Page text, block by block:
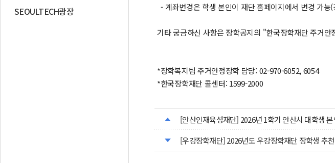
SEOULTECH광장
- 계좌변경은 학생 본인이 재단 홈페이지에서 변경 가
기타 궁금하신 사항은 장학공지의 "한국장학재단 주거
*장학복지팀 주거안정장학 담당: 02-970-6052, 6054
*한국장학재단 콜센터: 1599-2000
[안산인재육성재단] 2026년 1학기 안산시 대학생
[우강장학재단] 2026년도 우강장학재단 장학생 추